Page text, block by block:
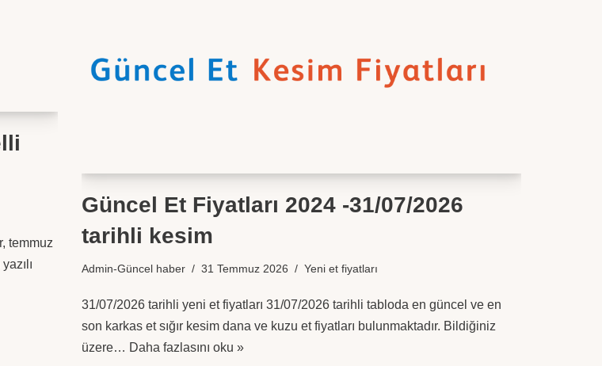
temmuz
Güncel Et Fiyatları 2024 -31/07/2026
tarihli kesim
Admin-Güncel haber 31 Temmuz 2026 Yeni et fiyatları
31/07/2026 tarihli yeni et fiyatları 31/07/2026 tarihli tabloda en güncel ve en
son karkas et sığır kesim dana ve kuzu et fiyatları bulunmaktadır. Bildiğiniz
üzere… Daha fazlasını oku »